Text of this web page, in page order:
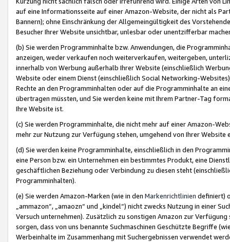
auf eine Informationsseite auf einer Amazon-Website, der nicht als
Bannern); ohne Einschränkung der Allgemeingültigkeit des
Besucher Ihrer Website unsichtbar, unlesbar oder unentzifferbar
(b) Sie werden Programminhalte bzw. Anwendungen, die
anzeigen, weder verkaufen noch weiterverkaufen, weitergeben,
innerhalb von Werbung außerhalb Ihrer Website (einschließlich
Website oder einem Dienst (einschließlich Social Networking-
Rechte an den Programminhalten oder auf die Programminhalte an
übertragen müssten, und Sie werden keine mit Ihrem Partner-Tag
Ihre Website ist.
(c) Sie werden Programminhalte, die nicht mehr auf einer Amazon-
mehr zur Nutzung zur Verfügung stehen, umgehend von Ihrer
(d) Sie werden keine Programminhalte, einschließlich in den
eine Person bzw. ein Unternehmen ein bestimmtes Produkt, eine
geschäftlichen Beziehung oder Verbindung zu diesen steht
Programminhalten).
(e) Sie werden Amazon-Marken (wie in den Markenrichtlinien definiert)
„ammazon“, „amaozn“ und „kindel“) nicht zwecks Nutzung in einer
Versuch unternehmen). Zusätzlich zu sonstigen Amazon zur
sorgen, dass von uns benannte Suchmaschinen Geschützte Begriffe
Werbeinhalte im Zusammenhang mit Suchergebnissen verwendet